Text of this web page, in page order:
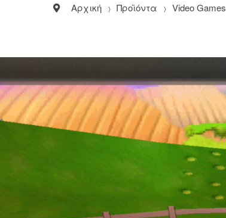
Αρχική Προϊόντα Video Games